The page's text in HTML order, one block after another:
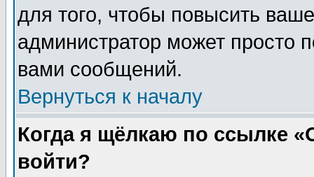
для того, чтобы повысить
администратор может просто
вами сообщений.
Вернуться к началу
Когда я щёлкаю по ссылке
войти?